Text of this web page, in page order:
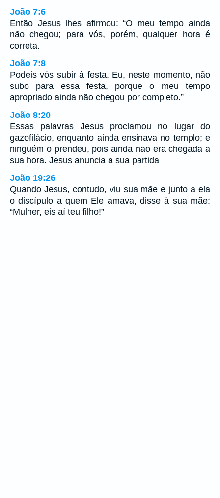
João 7:6
Então Jesus lhes afirmou: “O meu tempo ainda
não chegou; para vós, porém, qualquer hora é
correta.
João 7:8
Podeis vós subir à festa. Eu, neste momento, não
subo para essa festa, porque o meu tempo
apropriado ainda não chegou por completo.”
João 8:20
Essas palavras Jesus proclamou no lugar do
gazofilácio, enquanto ainda ensinava no templo; e
ninguém o prendeu, pois ainda não era chegada a
sua hora. Jesus anuncia a sua partida
João 19:26
Quando Jesus, contudo, viu sua mãe e junto a ela
o discípulo a quem Ele amava, disse à sua mãe:
“Mulher, eis aí teu filho!”